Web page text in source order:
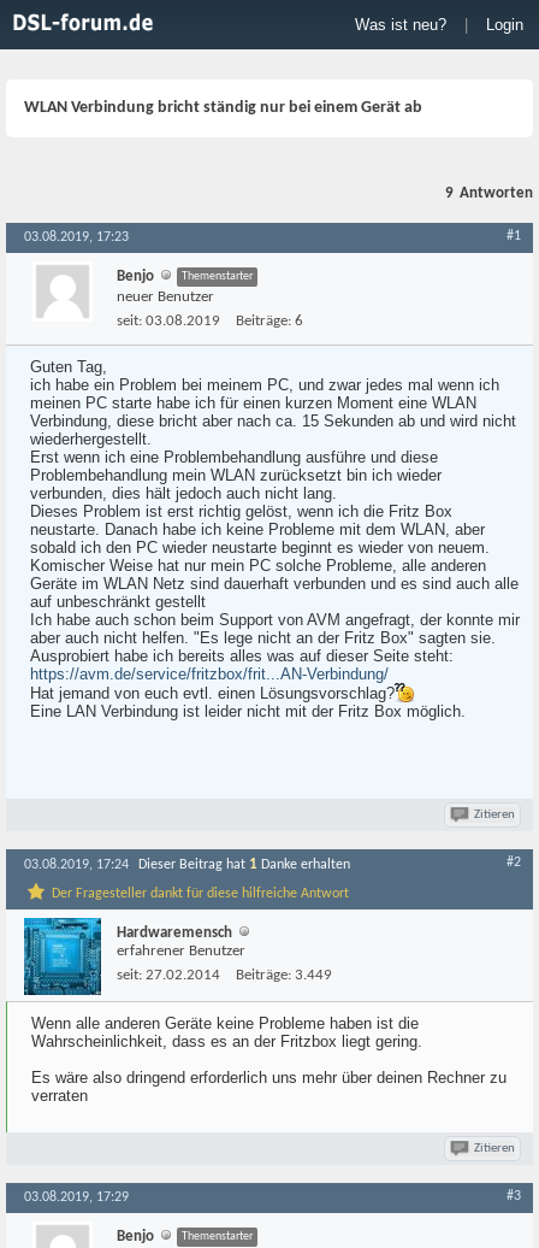
Was ist neu? Login
WLAN Verbindung bricht ständig nur bei einem Gerät ab
9 Antworten
03.08.2019, 17:23 #1
Benjo Themenstarter
neuer Benutzer
seit: 03.08.2019 Beiträge: 6
Guten Tag,
ich habe ein Problem bei meinem PC, und zwar jedes mal wenn ich
meinen PC starte habe ich für einen kurzen Moment eine WLAN
Verbindung, diese bricht aber nach ca. 15 Sekunden ab und wird nicht
wiederhergestellt.
Erst wenn ich eine Problembehandlung ausführe und diese
Problembehandlung mein WLAN zurücksetzt bin ich wieder
verbunden, dies hält jedoch auch nicht lang.
Dieses Problem ist erst richtig gelöst, wenn ich die Fritz Box
neustarte. Danach habe ich keine Probleme mit dem WLAN, aber
sobald ich den PC wieder neustarte beginnt es wieder von neuem.
Komischer Weise hat nur mein PC solche Probleme, alle anderen
Geräte im WLAN Netz sind dauerhaft verbunden und es sind auch alle
auf unbeschränkt gestellt
Ich habe auch schon beim Support von AVM angefragt, der konnte mir
aber auch nicht helfen. "Es lege nicht an der Fritz Box" sagten sie.
Ausprobiert habe ich bereits alles was auf dieser Seite steht:
https://avm.de/service/fritzbox/frit...AN-Verbindung/
Hat jemand von euch evtl. einen Lösungsvorschlag?
Eine LAN Verbindung ist leider nicht mit der Fritz Box möglich.
Zitieren
03.08.2019, 17:24 Dieser Beitrag hat 1 Danke erhalten
Der Fragesteller dankt für diese hilfreiche Antwort
#2
Hardwaremensch
erfahrener Benutzer
seit: 27.02.2014 Beiträge: 3.449
Wenn alle anderen Geräte keine Probleme haben ist die
Wahrscheinlichkeit, dass es an der Fritzbox liegt gering.
Es wäre also dringend erforderlich uns mehr über deinen Rechner zu
verraten
Zitieren
03.08.2019, 17:29 #3
Benjo Themenstarter